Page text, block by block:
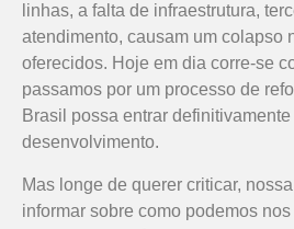
linhas, a falta de infraestrutura,
atendimento, causam um colapso
oferecidos. Hoje em dia corre-se
passamos por um processo de
Brasil possa entrar
desenvolvimento.
Mas longe de querer criticar,
informar sobre como podemos